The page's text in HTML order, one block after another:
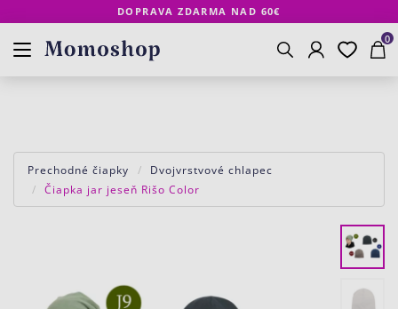
DOPRAVA ZDARMA NAD 60€
Vyhľadávanie
Košík
0
Obľúbené
Prechodné čiapky
Dvojvrstvové chlapec
Čiapka jar jeseň Rišo Color